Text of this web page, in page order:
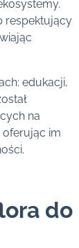
respektujący
edukacji,
na
im
do